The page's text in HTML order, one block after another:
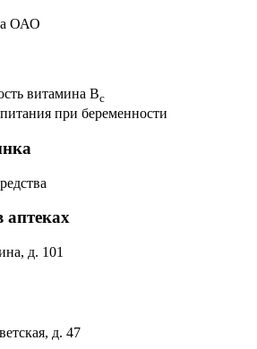
ОАО
витамина Bc
при беременности
аптеках
д. 101
д. 47